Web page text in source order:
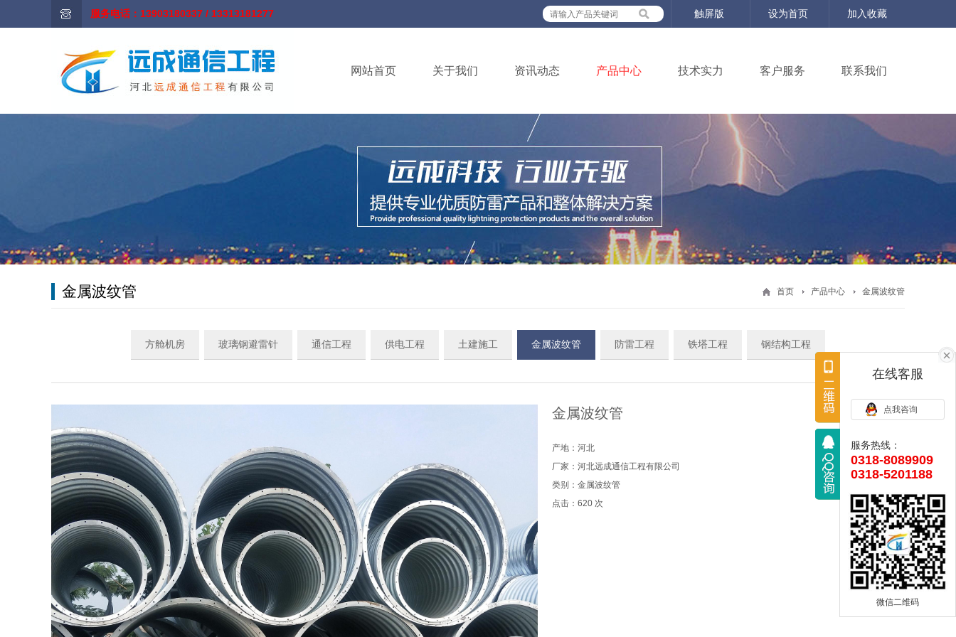
服务电话：13903180337 / 13313181277 触屏版 设为首页 加入收藏
网站首页 关于我们 资讯动态 产品中心 技术实力 客户服务 联系我们
首页 产品中心 金属波纹管
金属波纹管
方舱机房 玻璃钢避雷针 通信工程 供电工程 土建施工 金属波纹管 防雷工程 铁塔工程 钢结构工程
金属波纹管
产地：河北
厂家：河北远成通信工程有限公司
类别： 金属波纹管
点击：620 次
在线客服
点我咨询
服务热线：
0318-8089909
0318-5201188
微信二维码